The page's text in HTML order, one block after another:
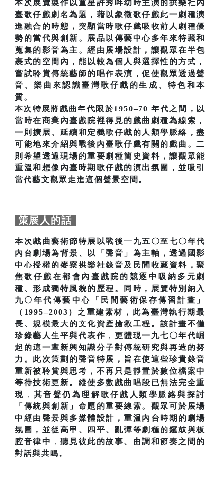
本次展覽製作以童星許秀哖幼時主演的拱樂社內
臺歌仔戲劇名為題，藉以象徵歌仔戲此一劇種演
進融合的時態，突顯當時歌仔戲吸收前人劇種優
勢的當代與創新。展品以傳藝中心多年來特藏和
蒐集的影音為主。經由展場設計，讓觀眾在半包
裹式的空間內，能以較為個人與選擇性的方式，
嘗試聆賞傳統藝師的唱作表演，促使觀眾透過聲
音、樂曲來認識臺灣歌仔戲的生成、特色和本
質。
本次特展將戲曲年代限於1950–70 年代之間，以
當時在商業內臺戲院裡得見的戲曲劇種為線索，
一則擴展、延續和定義歌仔戲的人類學脈絡，盡
可能地來介紹與戰後內臺歌仔戲有關的戲曲。二
則希望透過現場的重要劇種簡史資料，讓觀眾能
重溫和想像內臺時期歌仔戲的演出氛圍，並吸引
當代藝文觀眾走進這個聲景空間。
策展人的話
本次戲曲藝術節特展以戰後一九五〇至七〇年代
內台劇場為背景、以「聲音」為主軸，透過國影
中心授權的麥寮拱樂社錄音及民間收藏資料，聚
焦歌仔戲在都會內臺戲院的競逐中吸納多元劇
種、形成獨特風貌的歷程。同時，展覽特別納入
九〇年代傳藝中心「民間藝術保存傳習計畫」
（1995–2003）之重建素材，此為臺灣執行期最
長、規模最大的文化資產搶救工程。該計畫不僅
珍錄藝人生平與代表作，更體現一九七〇年代崛
起的這一輩新興知識分子對傳統研究與再造的努
力。此次策劃的聲音特展，旨在使這些珍貴錄音
重新被聆賞與思考，不再只是靜置於數位檔案中
等待技術更新。縱使多數戲曲唱段已無法完全重
現，其音聲仍為理解歌仔戲人類學脈絡與探討
「傳統與創新」命題的重要線索。觀眾可於展場
中經由聲景與多媒體設計，重溫內台時期的劇場
氛圍，並從高甲、四平、亂彈等劇種的鑼鼓與板
腔音律中，聽見彼此的故事、曲調和節奏之間的
對話與共鳴。